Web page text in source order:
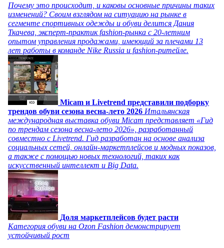
Почему это происходит, и каковы основные причины таких
изменений? Своим взглядом на ситуацию на рынке в
сегменте спортивных одежды и обуви делится Дания
Ткачева, эксперт-практик fashion-рынка с 20-летним
опытом управления продажами, имеющий за плечами 13
лет работы в команде Nike Russia и fashion-ритейле.
Micam и Livetrend представили подборку
трендов обуви сезона весна-лето 2026 Итальянская
международная выставка обуви Micam представляет «Гид
по трендам сезона весна-лето 2026», разработанный
совместно с Livetrend. Гид разработан на основе анализа
социальных сетей, онлайн-маркетплейсов и модных показов,
а также с помощью новых технологий, таких как
искусственный интеллект и Big Data.
Доля маркетплейсов будет расти
Категория обуви на Ozon Fashion демонстрирует
устойчивый рост